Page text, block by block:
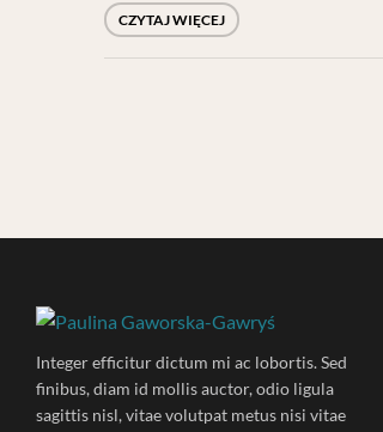
CZYTAJ WIĘCEJ
Integer efficitur dictum mi ac lobortis. Sed
finibus, diam id mollis auctor, odio ligula
sagittis nisl, vitae volutpat metus nisi vitae